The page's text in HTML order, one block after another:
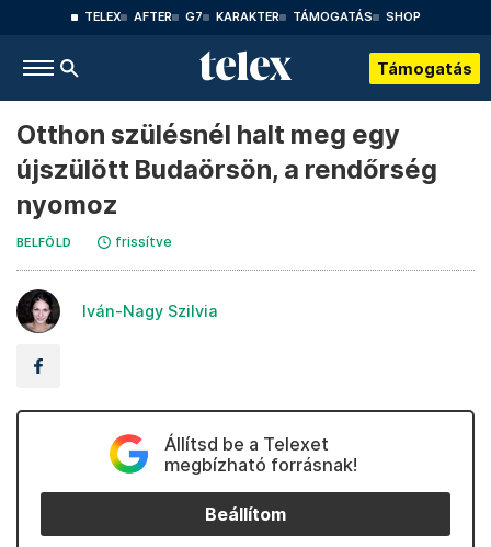
TELEX AFTER G7 KARAKTER TÁMOGATÁS SHOP
Támogatás
Otthon szülésnél halt meg egy
újszülött Budaörsön, a rendőrség
nyomoz
BELFÖLD frissítve
Iván-Nagy Szilvia
Állítsd be a Telexet
megbízható forrásnak!
Beállítom